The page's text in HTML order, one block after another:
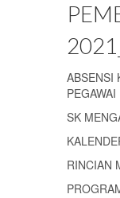
ABSENSI
PEGAWAI
SK
RINCIAN